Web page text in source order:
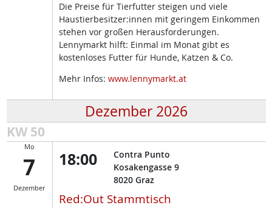
Die Preise für Tierfutter steigen und viele
Haustierbesitzer:innen mit geringem Einkommen
stehen vor großen Herausforderungen.
Lennymarkt hilft: Einmal im Monat gibt es
kostenloses Futter für Hunde, Katzen & Co.
Mehr Infos: www.lennymarkt.at
Dezember 2026
KW 50
Mo
7
Dezember
18:00
Contra Punto
Kosakengasse 9
8020 Graz
Red:Out Stammtisch